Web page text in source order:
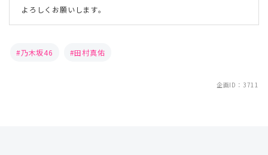
よろしくお願いします。
乃木坂46 田村真佑
企画ID：3711